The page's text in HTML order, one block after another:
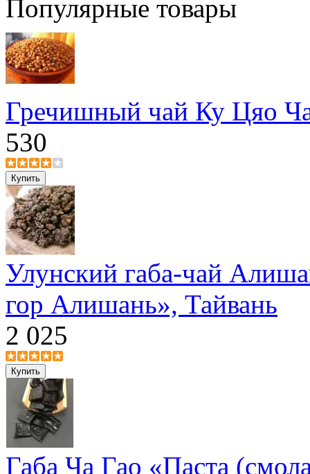
Популярные товары
Гречишный чай Ку Цяо
530
Улунский габа-чай
гор Алишань», Тайвань
2 025
Габа Ча Гао «Паста